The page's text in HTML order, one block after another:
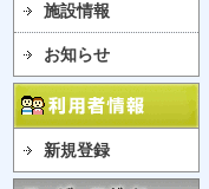
施設情報
お知らせ
新規登録